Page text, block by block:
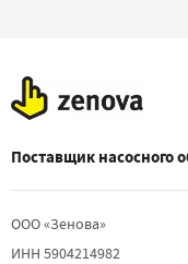
Поставщик насосного
ООО «Зенова»
ИНН 5904214982